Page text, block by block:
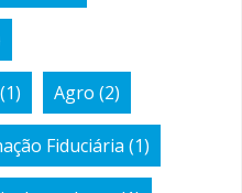
(1) Agro (2)
Fiduciária (1)